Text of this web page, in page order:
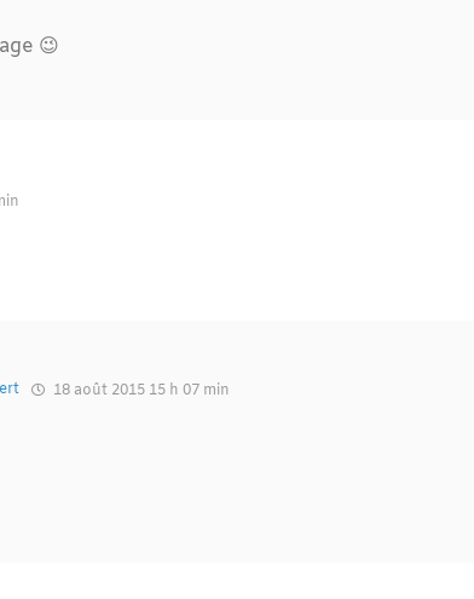
😉
18 août 2015 15 h 07 min